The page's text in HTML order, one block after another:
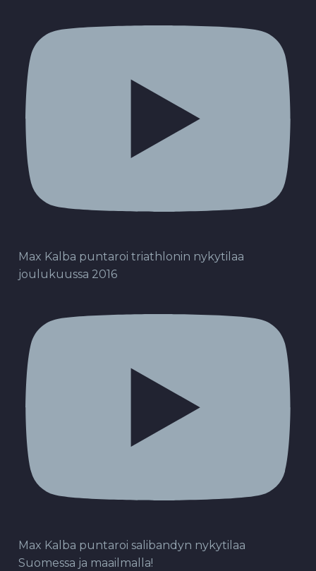
Max Kalba puntaroi triathlonin nykytilaa
joulukuussa 2016
Max Kalba puntaroi salibandyn nykytilaa
Suomessa ja maailmalla!